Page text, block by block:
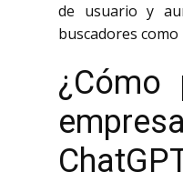
de usuario y
buscadores como
¿Cómo